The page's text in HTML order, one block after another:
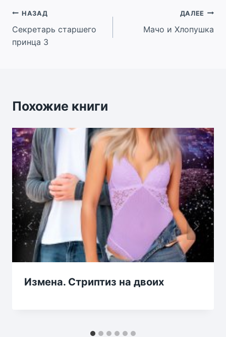
Навигация
по
НАЗАД
Секретарь старшего
принца 3
ДАЛЕЕ
Мачо и Хлопушка
Похожие книги
Измена. Стриптиз на двоих